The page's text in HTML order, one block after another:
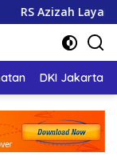
66 Ribu Pasien,
DKI Jakarta